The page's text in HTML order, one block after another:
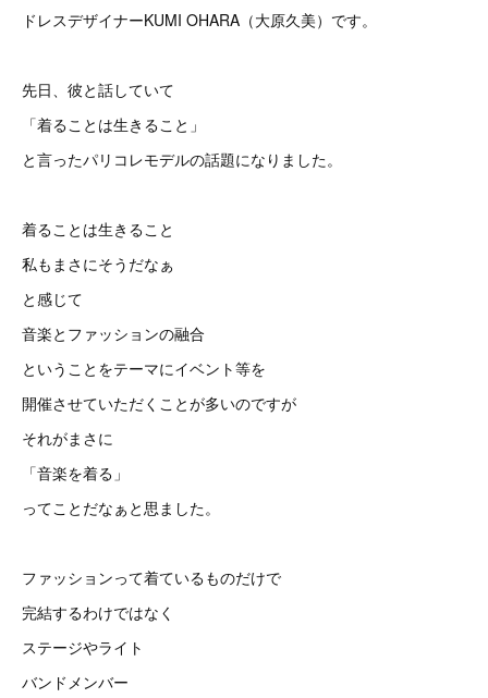
ドレスデザイナーKUMI OHARA（大原久美）です。
先日、彼と話していて
「着ることは生きること」
と言ったパリコレモデルの話題になりました。
着ることは生きること
私もまさにそうだなぁ
と感じて
音楽とファッションの融合
ということをテーマにイベント等を
開催させていただくことが多いのですが
それがまさに
「音楽を着る」
ってことだなぁと思ました。
ファッションって着ているものだけで
完結するわけではなく
ステージやライト
バンドメンバー